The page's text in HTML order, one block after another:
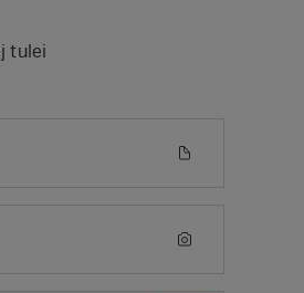
tulei